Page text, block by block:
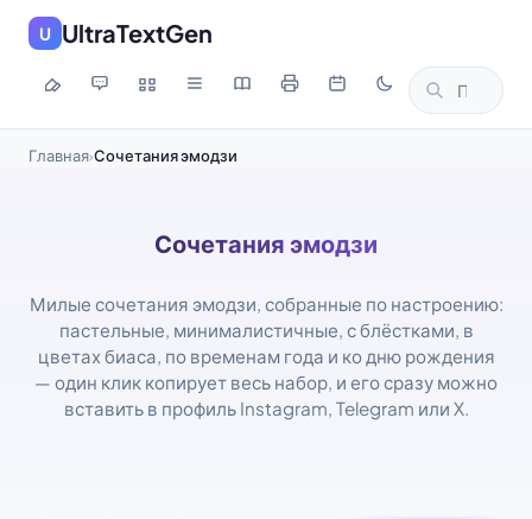
U UltraTextGen
Главная›Сочетания эмодзи
Сочетания эмодзи
Милые сочетания эмодзи, собранные по настроению:
пастельные, минималистичные, с блёстками, в
цветах биаса, по временам года и ко дню рождения
— один клик копирует весь набор, и его сразу можно
вставить в профиль Instagram, Telegram или X.